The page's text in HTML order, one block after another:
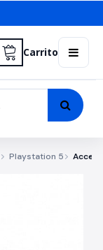
Carrito
Playstation 5